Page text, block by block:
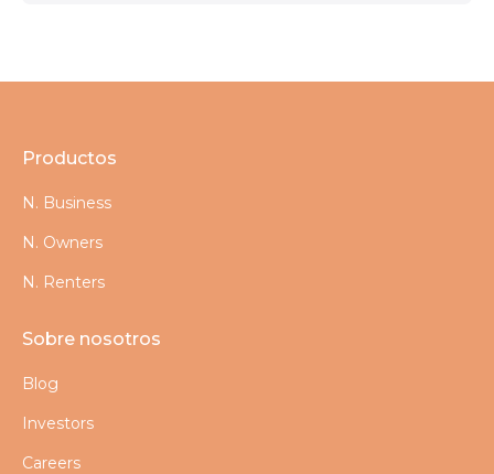
Productos
N. Business
N. Owners
N. Renters
Sobre nosotros
Blog
Investors
Careers